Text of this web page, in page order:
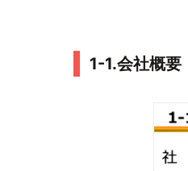
1-1.会社概要